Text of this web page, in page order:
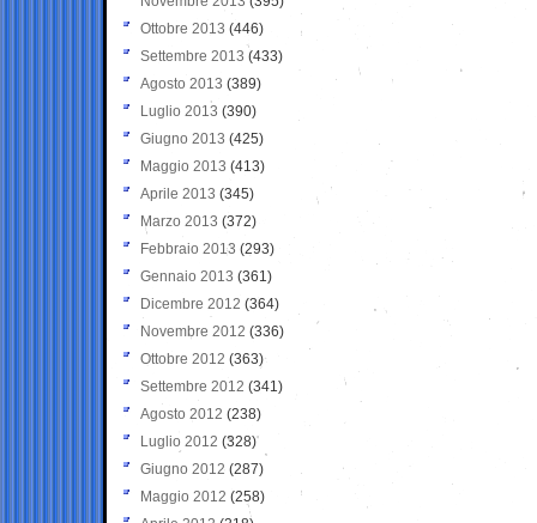
Ottobre 2013 (446)
Settembre 2013 (433)
Agosto 2013 (389)
Luglio 2013 (390)
Giugno 2013 (425)
Maggio 2013 (413)
Aprile 2013 (345)
Marzo 2013 (372)
Febbraio 2013 (293)
Gennaio 2013 (361)
Dicembre 2012 (364)
Novembre 2012 (336)
Ottobre 2012 (363)
Settembre 2012 (341)
Agosto 2012 (238)
Luglio 2012 (328)
Giugno 2012 (287)
Maggio 2012 (258)